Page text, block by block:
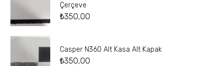
Çerçeve
₺350,00
Casper N360 Alt Kasa Alt Kapak
₺350,00